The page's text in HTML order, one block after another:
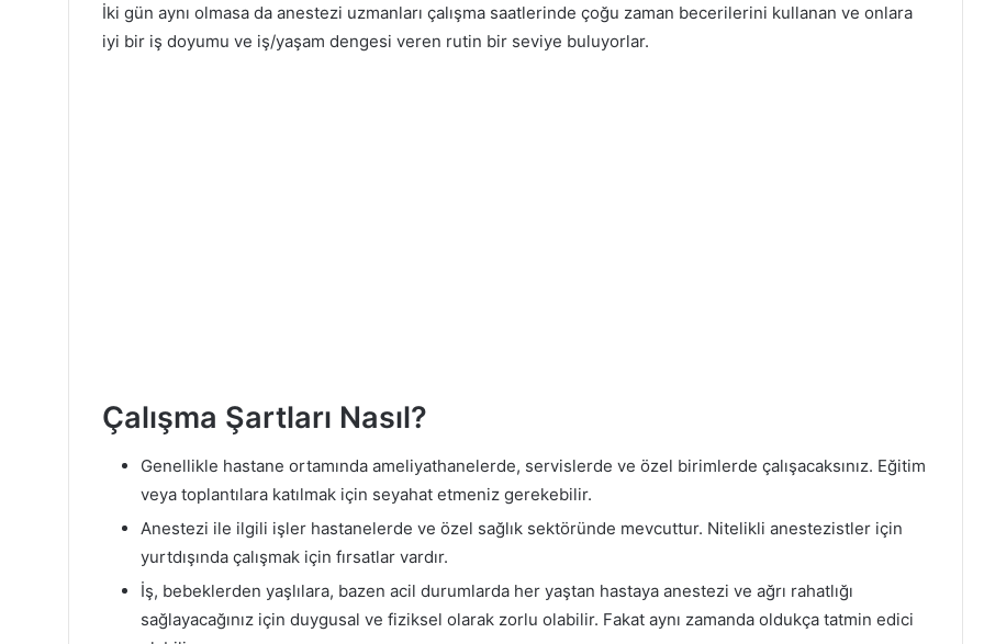
İki gün aynı olmasa da anestezi uzmanları çalışma saatlerinde çoğu zaman becerilerini kullanan ve onlara
iyi bir iş doyumu ve iş/yaşam dengesi veren rutin bir seviye buluyorlar.
Çalışma Şartları Nasıl?
Genellikle hastane ortamında ameliyathanelerde, servislerde ve özel birimlerde çalışacaksınız. Eğitim
veya toplantılara katılmak için seyahat etmeniz gerekebilir.
Anestezi ile ilgili işler hastanelerde ve özel sağlık sektöründe mevcuttur. Nitelikli anestezistler için
yurtdışında çalışmak için fırsatlar vardır.
İş, bebeklerden yaşlılara, bazen acil durumlarda her yaştan hastaya anestezi ve ağrı rahatlığı
sağlayacağınız için duygusal ve fiziksel olarak zorlu olabilir. Fakat aynı zamanda oldukça tatmin edici